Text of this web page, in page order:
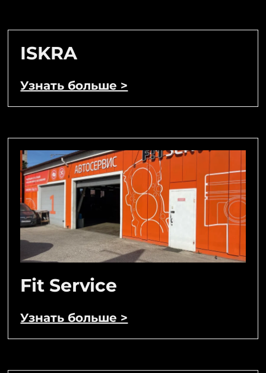
ISKRA
Узнать больше >
Fit Service
Узнать больше >